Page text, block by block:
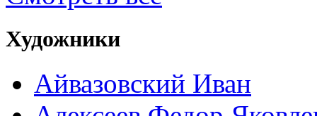
Художники
Айвазовский Иван